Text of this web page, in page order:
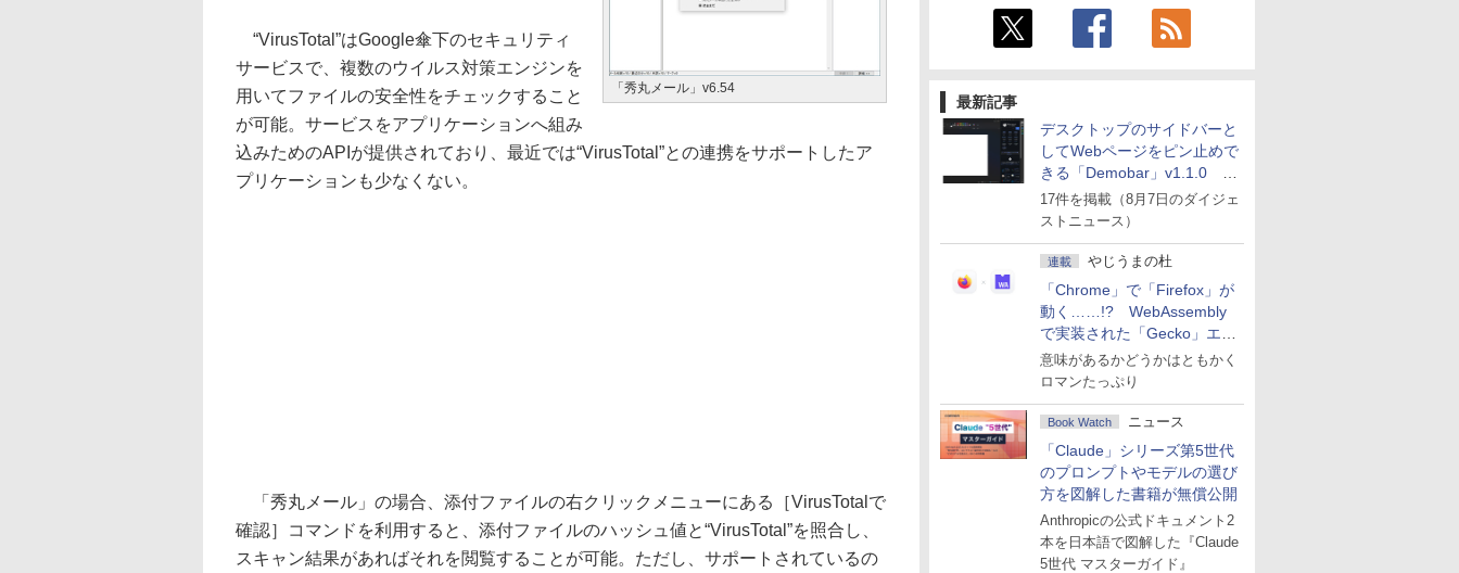
最新記事
デスクトップのサイドバーと
してWebページをピン止めで
きる「Demobar」v1.1.0 ほ
か
17件を掲載（8月7日のダイジェ
ストニュース）
連載 やじうまの杜
「Chrome」で「Firefox」が
動く……!? WebAssembly
で実装された「Gecko」エン
ジン
意味があるかどうかはともかく
ロマンたっぷり
Book Watch ニュース
「Claude」シリーズ第5世代
のプロンプトやモデルの選び
方を図解した書籍が無償公開
Anthropicの公式ドキュメント2
本を日本語で図解した『Claude
5世代 マスターガイド』
「秀丸メール」v6.54
“VirusTotal”はGoogle傘下のセキュリティ
サービスで、複数のウイルス対策エンジンを
用いてファイルの安全性をチェックすること
が可能。サービスをアプリケーションへ組み
込みためのAPIが提供されており、最近では“VirusTotal”との連携をサポートしたア
プリケーションも少なくない。
「秀丸メール」の場合、添付ファイルの右クリックメニューにある［VirusTotalで
確認］コマンドを利用すると、添付ファイルのハッシュ値と“VirusTotal”を照合し、
スキャン結果があればそれを閲覧することが可能。ただし、サポートされているの